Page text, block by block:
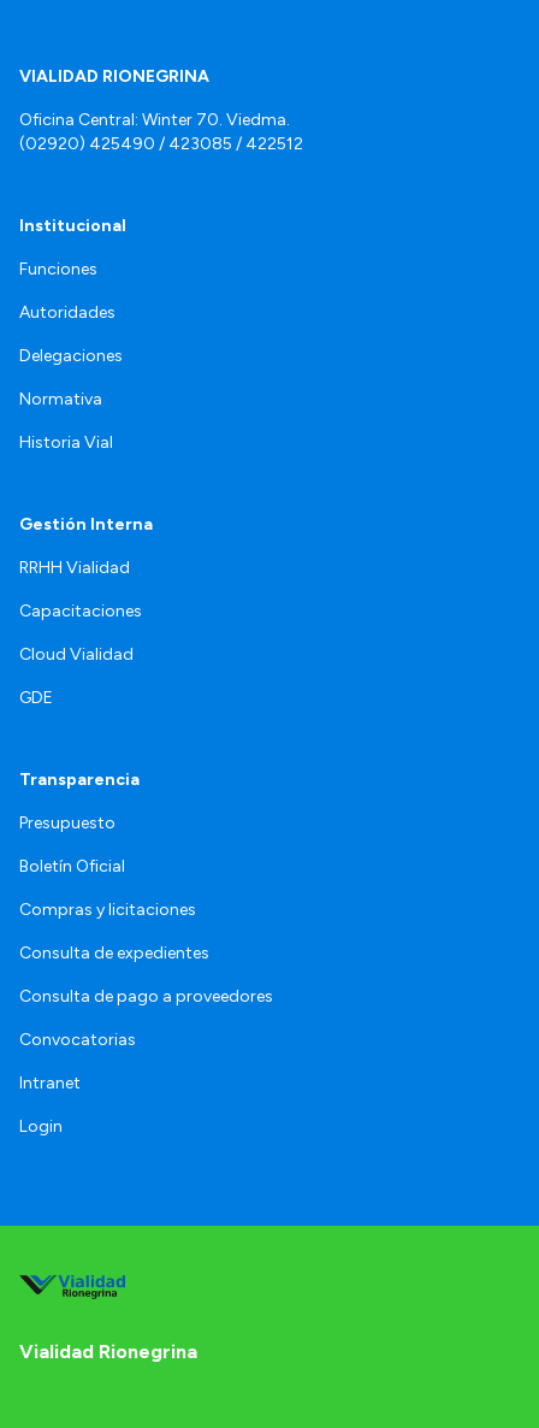
VIALIDAD RIONEGRINA
Oficina Central: Winter 70. Viedma.
(02920) 425490 / 423085 / 422512
Institucional
Funciones
Autoridades
Delegaciones
Normativa
Historia Vial
Gestión Interna
RRHH Vialidad
Capacitaciones
Cloud Vialidad
GDE
Transparencia
Presupuesto
Boletín Oficial
Compras y licitaciones
Consulta de expedientes
Consulta de pago a proveedores
Convocatorias
Intranet
Login
Vialidad Rionegrina